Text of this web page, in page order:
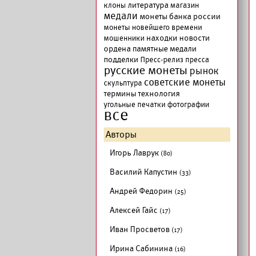
клоны литературамагазин
медали монеты банка россии
монеты новейшего времени
мошенники находки новости
ордена памятные медали
подделки Пресс-релиз пресса
русские монеты рынок
скульптура советские монеты
терминытехнология
угольные печаткифотографии
все
Авторы
Игорь Лаврук (80)
Василий Капустин (33)
Андрей Федорин (25)
Алексей Гайс (17)
Иван Просветов (17)
Ирина Сабинина (16)